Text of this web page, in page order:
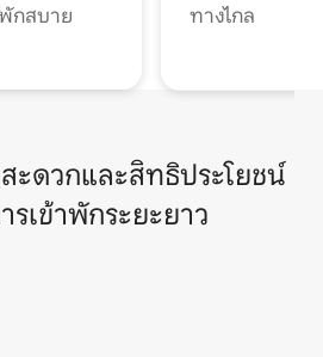
กสบาย
ทางไกล
ะดวกและสิทธิประโยชน์
รเข้าพักระยะยาว